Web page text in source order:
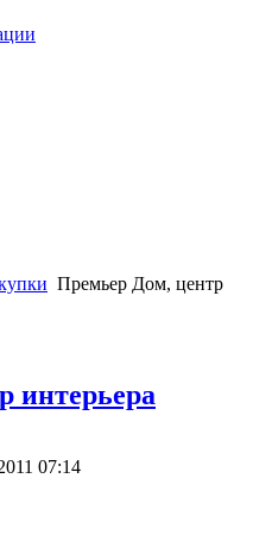
Премьер Дом, центр
интерьера
07:14